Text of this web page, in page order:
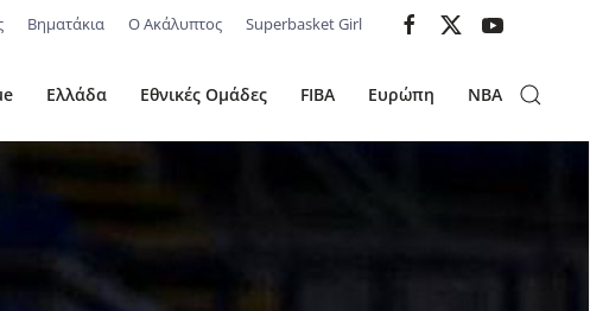
Βηματάκια Ο Ακάλυπτος Superbasket Girl
Ελλάδα Εθνικές Ομάδες FIBA Ευρώπη NBA